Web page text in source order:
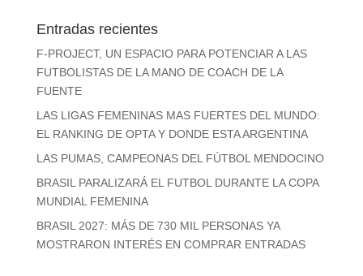
Entradas recientes
F-PROJECT, UN ESPACIO PARA POTENCIAR A LAS
FUTBOLISTAS DE LA MANO DE COACH DE LA
FUENTE
LAS LIGAS FEMENINAS MAS FUERTES DEL MUNDO:
EL RANKING DE OPTA Y DONDE ESTA ARGENTINA
LAS PUMAS, CAMPEONAS DEL FÚTBOL MENDOCINO
BRASIL PARALIZARÁ EL FUTBOL DURANTE LA COPA
MUNDIAL FEMENINA
BRASIL 2027: MÁS DE 730 MIL PERSONAS YA
MOSTRARON INTERÉS EN COMPRAR ENTRADAS